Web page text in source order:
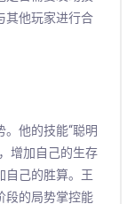
其他玩家进行合
他的技能“聪明
增加自己的生存
自己的胜算。王
段的局势掌控能